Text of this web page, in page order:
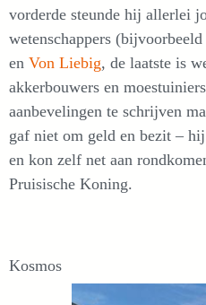
vorderde steunde hij allerlei
wetenschappers (bijvoorbeeld
en Von Liebig, de laatste is
akkerbouwers en
aanbevelingen te schrijven
gaf niet om geld en bezit –
en kon zelf net aan
Pruisische Koning.
Kosmos